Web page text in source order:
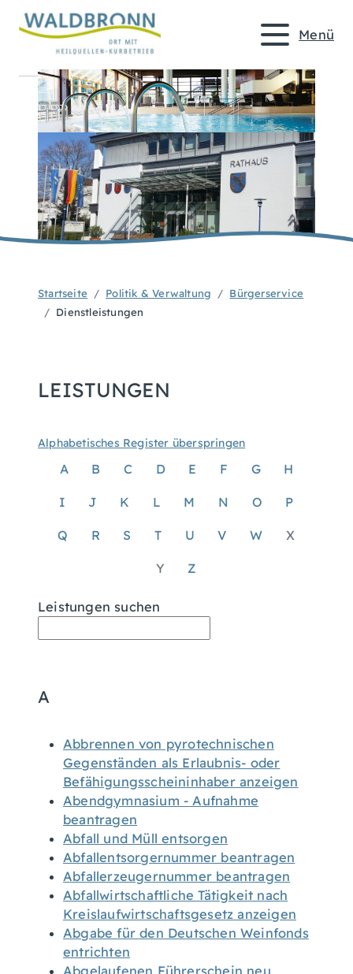
Menü
Startseite Politik & Verwaltung
Bürgerservice
Dienstleistungen
LEISTUNGEN
Alphabetisches Register überspringen
A B C D E F G H
I J K L M N O P
Q R S T U V W X
Y Z
Leistungen suchen
A
Abbrennen von pyrotechnischen
Gegenständen als Erlaubnis- oder
Befähigungsscheininhaber anzeigen
Abendgymnasium - Aufnahme
beantragen
Abfall und Müll entsorgen
Abfallentsorgernummer beantragen
Abfallerzeugernummer beantragen
Abfallwirtschaftliche Tätigkeit nach
Kreislaufwirtschaftsgesetz anzeigen
Abgabe für den Deutschen Weinfonds
entrichten
Abgelaufenen Führerschein neu